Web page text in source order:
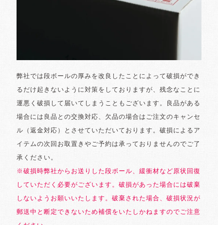
弊社では段ボールの厚みを改良したことによって破損ができ
るだけ起きないように対策をしておりますが、残念なことに
運悪く破損して届いてしまうこともございます。良品がある
場合には良品との交換対応、欠品の場合はご注文のキャンセ
ル（返金対応）とさせていただいております。破損によるア
イテムの次回お取置きやご予約は承っておりませんのでご了
承ください。
※破損時弊社からお送りした段ボール、緩衝材など原状回復
していただく必要がございます。破損があった場合には破棄
しないようお願いいたします。破棄された場合、破損状況が
郵送中と断定できないため補償をいたしかねますのでご注意